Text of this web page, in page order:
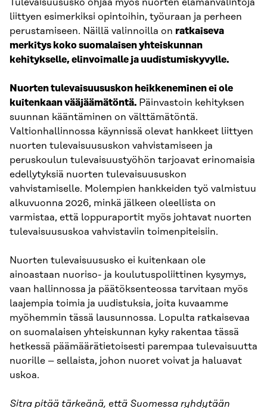
Tulevaisuususko ohjaa myös nuorten elämänvalintoja
liittyen esimerkiksi opintoihin, työuraan ja perheen
perustamiseen. Näillä valinnoilla on ratkaiseva
merkitys koko suomalaisen yhteiskunnan
kehitykselle, elinvoimalle ja uudistumiskyvylle.
Nuorten tulevaisuususkon heikkeneminen ei ole
kuitenkaan vääjäämätöntä. Päinvastoin kehityksen
suunnan kääntäminen on välttämätöntä.
Valtionhallinnossa käynnissä olevat hankkeet liittyen
nuorten tulevaisuususkon vahvistamiseen ja
peruskoulun tulevaisuustyöhön tarjoavat erinomaisia
edellytyksiä nuorten tulevaisuususkon
vahvistamiselle. Molempien hankkeiden työ valmistuu
alkuvuonna 2026, minkä jälkeen oleellista on
varmistaa, että loppuraportit myös johtavat nuorten
tulevaisuususkoa vahvistaviin toimenpiteisiin.
Nuorten tulevaisuususko ei kuitenkaan ole
ainoastaan nuoriso- ja koulutuspoliittinen kysymys,
vaan hallinnossa ja päätöksenteossa tarvitaan myös
laajempia toimia ja uudistuksia, joita kuvaamme
myöhemmin tässä lausunnossa. Lopulta ratkaisevaa
on suomalaisen yhteiskunnan kyky rakentaa tässä
hetkessä päämäärätietoisesti parempaa tulevaisuutta
nuorille – sellaista, johon nuoret voivat ja haluavat
uskoa.
Sitra pitää tärkeänä, että Suomessa ryhdytään